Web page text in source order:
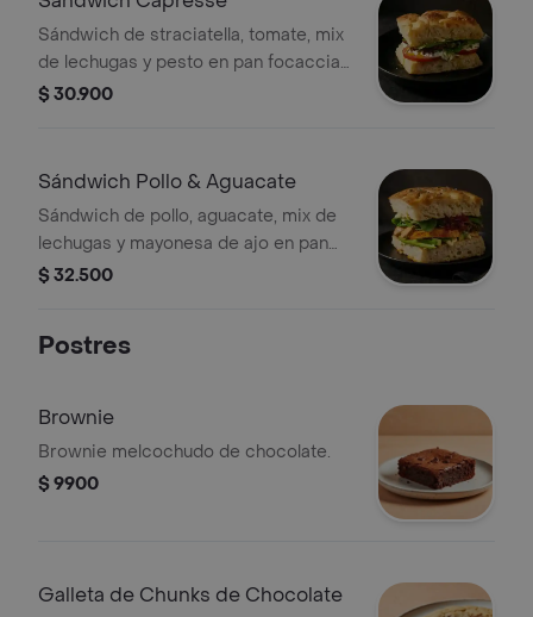
Sándwich de straciatella, tomate, mix
de lechugas y pesto en pan focaccia
de masa madre.
$ 30.900
Sándwich Pollo & Aguacate
Sándwich de pollo, aguacate, mix de
lechugas y mayonesa de ajo en pan
focaccia de masa madre.
$ 32.500
Postres
Brownie
Brownie melcochudo de chocolate.
$ 9900
Galleta de Chunks de Chocolate